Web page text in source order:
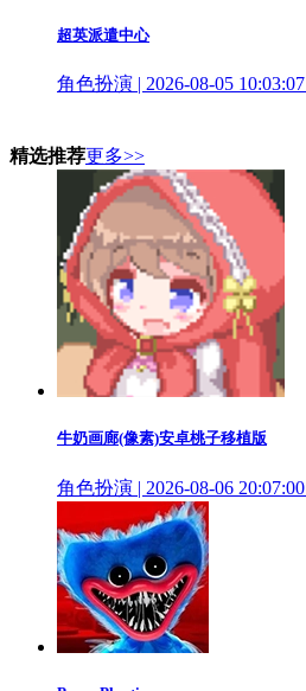
超英派遣中心
角色扮演 | 2026-08-05 10:03:07
精选推荐更多>>
牛奶画廊(像素)安卓桃子移植版
角色扮演 | 2026-08-06 20:07:00